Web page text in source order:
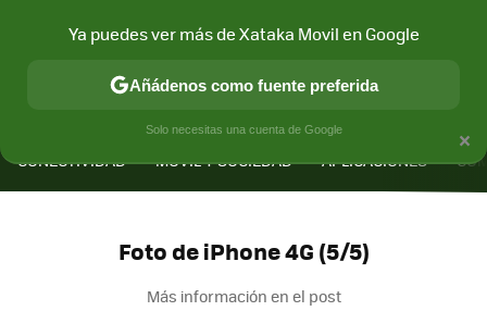
CONECTIVIDAD MÓVIL Y SOCIEDAD APLICACIONES
Foto de iPhone 4G (5/5)
Más información en el post
×
Ya puedes ver más de Xataka Movil en Google
Añádenos como fuente preferida
Solo necesitas una cuenta de Google